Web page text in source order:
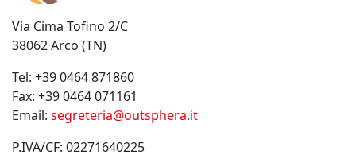
Via Cima Tofino 2/C
38062 Arco (TN)
Tel: +39 0464 871860
Fax: +39 0464 071161
Email: segreteria@outsphera.it
P.IVA/CF: 02271640225